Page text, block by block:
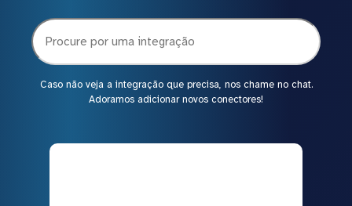
Caso não veja a integração que precisa, nos chame no chat.
Adoramos adicionar novos conectores!